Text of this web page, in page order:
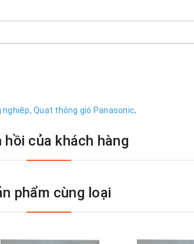
nghiệp, Quạt thông gió Panasonic,
hồi của khách hàng
phẩm cùng loại